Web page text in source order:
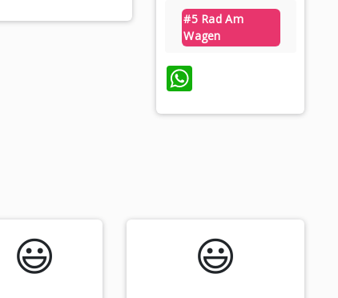
#5 Rad Am
Wagen
WhatsApp
😃️ 😃️